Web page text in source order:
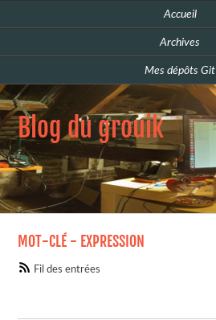
Accueil
Archives
Mes dépôts Git
Blog du grouik
MOT-CLÉ - EXPRESSION
Fil des entrées